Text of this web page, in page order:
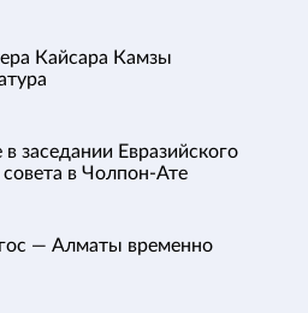
Кайсара Камзы
заседании Евразийского
в Чолпон-Ате
— Алматы временно